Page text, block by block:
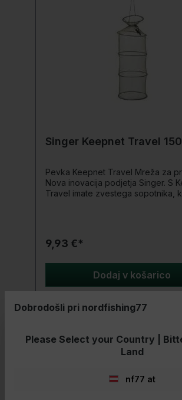
Singer Keepnet Travel
Pevka Keepnet Travel Mreža za pristajanje!
Nova inovacija podjetja Singer. S
Travel imate zvestega sopotnika,
cm Dolžina: 150 cm
9,93 €*
Dodaj v košarico
- 11%
Dobrodošli pri nordfishing77
Please Select your Country |
Land
nf77 at